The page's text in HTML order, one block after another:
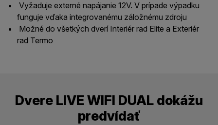
Vyžaduje externé napájanie 12V. V prípade výpadku
funguje vďaka integrovanému záložnému zdroju
Možné do všetkých dverí Interiér rad Elite a Exteriér
rad Termo
Dvere LIVE WIFI DUAL dokážu
predvídať